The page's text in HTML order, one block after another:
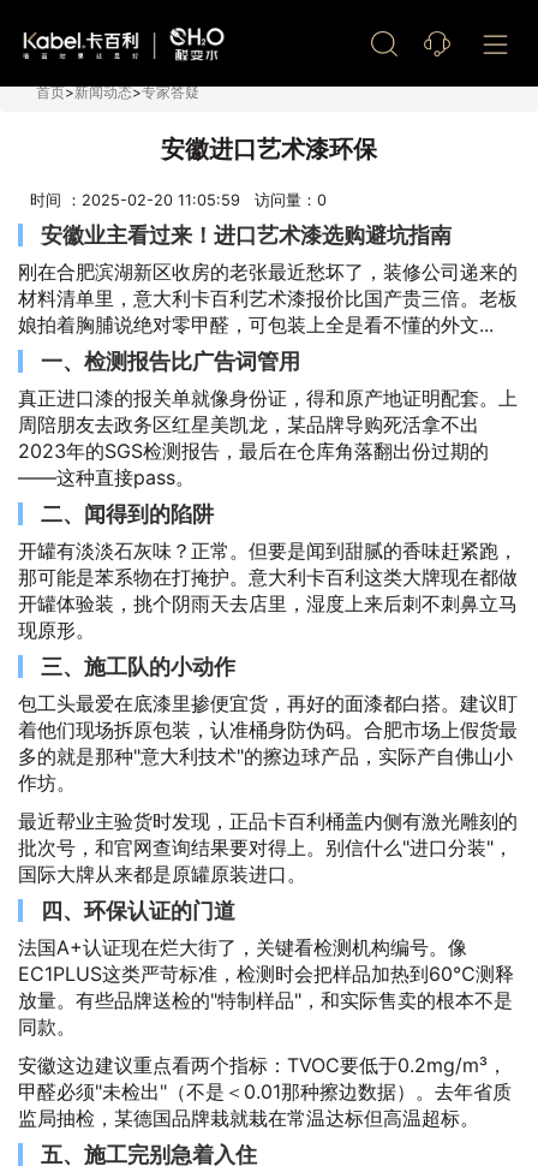
首页>新闻动态>专家答疑
安徽进口艺术漆环保
时间 ：2025-02-20 11:05:59 访问量： 0
安徽业主看过来！进口艺术漆选购避坑指南
刚在合肥滨湖新区收房的老张最近愁坏了，装修公司递来的
材料清单里，意大利卡百利艺术漆报价比国产贵三倍。老板
娘拍着胸脯说绝对零甲醛，可包装上全是看不懂的外文...
一、检测报告比广告词管用
真正进口漆的报关单就像身份证，得和原产地证明配套。上
周陪朋友去政务区红星美凯龙，某品牌导购死活拿不出
2023年的SGS检测报告，最后在仓库角落翻出份过期的
——这种直接pass。
二、闻得到的陷阱
开罐有淡淡石灰味？正常。但要是闻到甜腻的香味赶紧跑，
那可能是苯系物在打掩护。意大利卡百利这类大牌现在都做
开罐体验装，挑个阴雨天去店里，湿度上来后刺不刺鼻立马
现原形。
三、施工队的小动作
包工头最爱在底漆里掺便宜货，再好的面漆都白搭。建议盯
着他们现场拆原包装，认准桶身防伪码。合肥市场上假货最
多的就是那种"意大利技术"的擦边球产品，实际产自佛山小
作坊。
最近帮业主验货时发现，正品卡百利桶盖内侧有激光雕刻的
批次号，和官网查询结果要对得上。别信什么"进口分装"，
国际大牌从来都是原罐原装进口。
四、环保认证的门道
法国A+认证现在烂大街了，关键看检测机构编号。像
EC1PLUS这类严苛标准，检测时会把样品加热到60℃测释
放量。有些品牌送检的"特制样品"，和实际售卖的根本不是
同款。
安徽这边建议重点看两个指标：TVOC要低于0.2mg/m³，
甲醛必须"未检出"（不是＜0.01那种擦边数据）。去年省质
监局抽检，某德国品牌栽就栽在常温达标但高温超标。
五、施工完别急着入住